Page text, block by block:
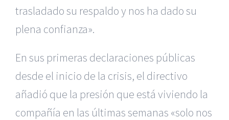
trasladado su respaldo y nos ha dado su
plena confianza».
En sus primeras declaraciones públicas
desde el inicio de la crisis, el directivo
añadió que la presión que está viviendo la
compañía en las últimas semanas «solo nos